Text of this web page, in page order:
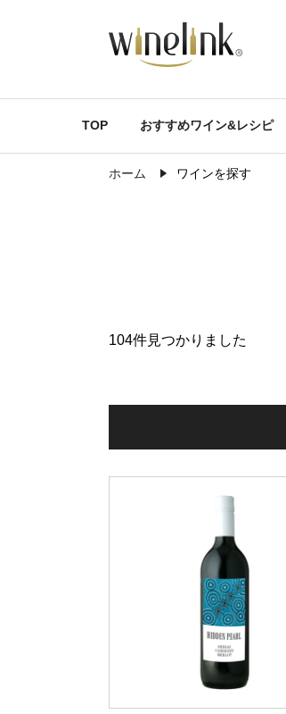
TOP おすすめワイン&レシピ
ホーム ワインを探す
104件見つかりました